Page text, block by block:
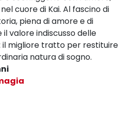
cuore di Kai. Al fascino di
piena di amore e di
valore indiscusso delle
il migliore tratto per restituire
natura di sogno.